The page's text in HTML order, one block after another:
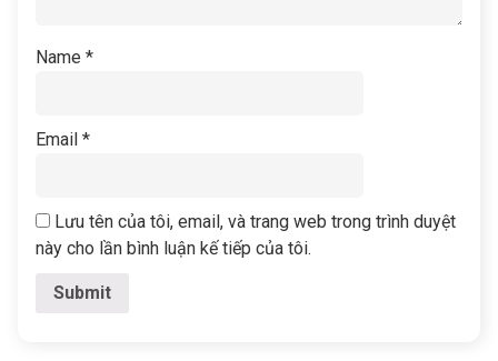
Name *
Email *
Lưu tên của tôi, email, và trang web trong trình duyệt
này cho lần bình luận kế tiếp của tôi.